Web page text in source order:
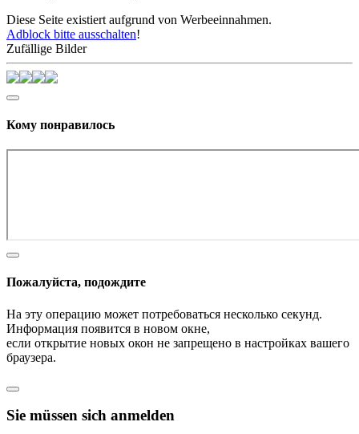
Diese Seite existiert aufgrund von Werbeeinnahmen.
Adblock bitte ausschalten!
Zufällige Bilder
Кому понравилось
Пожалуйста, подождите
На эту операцию может потребоваться несколько секунд.
Информация появится в новом окне,
если открытие новых окон не запрещено в настройках вашего
браузера.
Sie müssen sich anmelden